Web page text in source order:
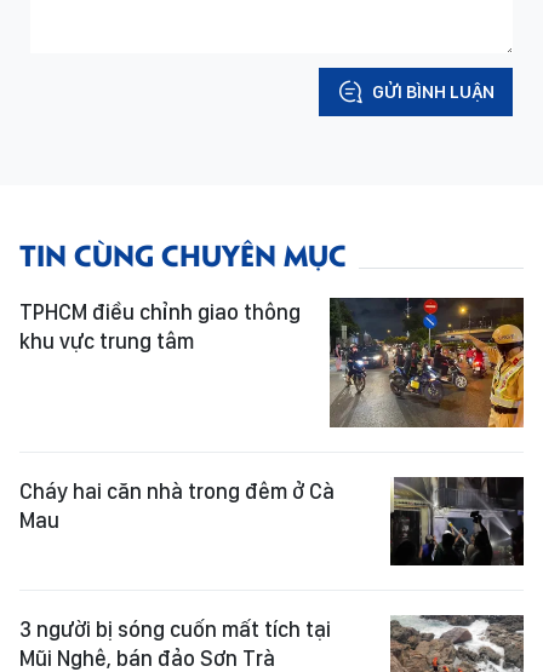
GỬI BÌNH LUẬN
TIN CÙNG CHUYÊN MỤC
TPHCM điều chỉnh giao thông
khu vực trung tâm
Cháy hai căn nhà trong đêm ở Cà
Mau
3 người bị sóng cuốn mất tích tại
Mũi Nghê, bán đảo Sơn Trà